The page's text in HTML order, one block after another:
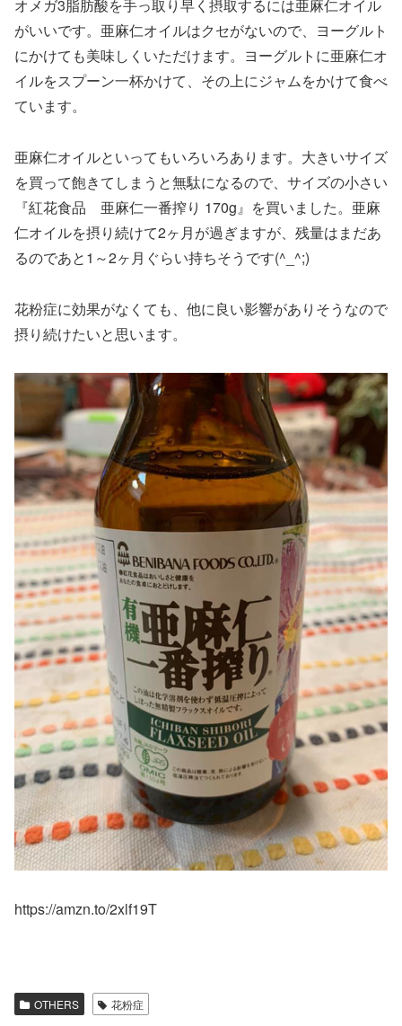
オメガ3脂肪酸を手っ取り早く摂取するには亜麻仁オイル
がいいです。亜麻仁オイルはクセがないので、ヨーグルト
にかけても美味しくいただけます。ヨーグルトに亜麻仁オ
イルをスプーン一杯かけて、その上にジャムをかけて食べ
ています。
亜麻仁オイルといってもいろいろあります。大きいサイズ
を買って飽きてしまうと無駄になるので、サイズの小さい
『紅花食品 亜麻仁一番搾り 170g』を買いました。亜麻
仁オイルを摂り続けて2ヶ月が過ぎますが、残量はまだあ
るのであと1～2ヶ月ぐらい持ちそうです(^_^;)
花粉症に効果がなくても、他に良い影響がありそうなので
摂り続けたいと思います。
https://amzn.to/2xlf19T
OTHERS 花粉症